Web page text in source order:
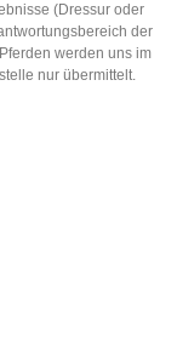
(Dressur oder
der
werden uns im
nur übermittelt.